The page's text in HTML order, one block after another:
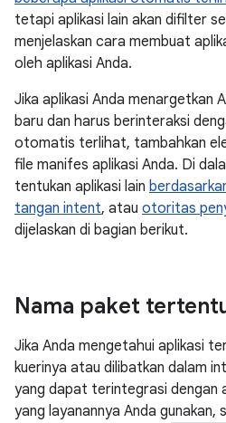
tetapi aplikasi lain akan difilter
menjelaskan cara membuat
oleh aplikasi Anda.
Jika aplikasi Anda menargetkan
baru dan harus berinteraksi
otomatis terlihat, tambahkan
file manifes aplikasi Anda. Di
tentukan aplikasi lain
tangan intent, atau otoritas
dijelaskan di bagian berikut.
Nama paket
Jika Anda mengetahui aplikasi
kuerinya atau dilibatkan dalam
yang dapat terintegrasi dengan
yang layanannya Anda